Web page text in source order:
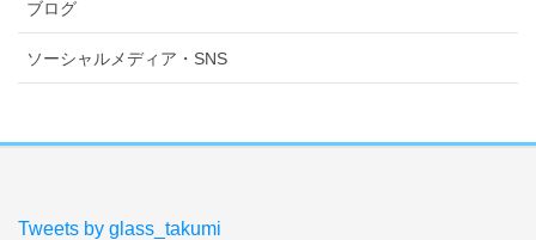
ブログ
ソーシャルメディア・SNS
Tweets by glass_takumi